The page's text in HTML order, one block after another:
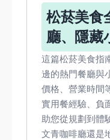
松菸美食
廳、隱藏
這篇松菸美食指
邊的熱門餐廳與
價格、營業時間
實用餐經驗、負
助您從規劃到體
文青咖啡廳還是